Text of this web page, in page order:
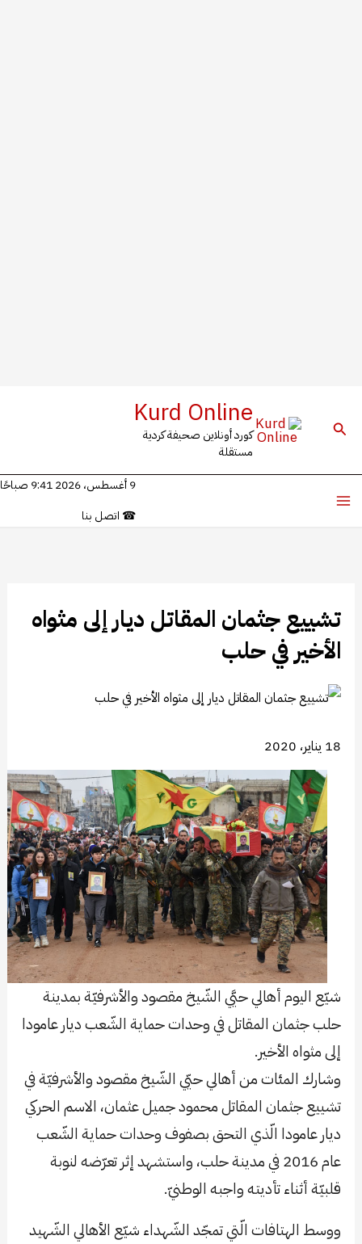
البحث Kurd Online
كورد أونلاين صحيفة كردية
مستقلة
9 أغسطس، 2026 9:41 صباحًا
☎اتصل بنا
تشييع جثمان المقاتل ديار إلى مثواه
الأخير في حلب
18 يناير، 2020
شيّع اليوم أهالي حيَّي الشّيخ مقصود والأشرفيّة بمدينة
حلب جثمان المقاتل في وحدات حماية الشّعب ديار عامودا
إلى مثواه الأخير.
وشارك المئات من أهالي حيّي الشّيخ مقصود والأشرفيّة في
تشييع جثمان المقاتل محمود جميل عثمان، الاسم الحركي
ديار عامودا الّذي التحق بصفوف وحدات حماية الشّعب
عام 2016 في مدينة حلب، واستشهد إثر تعرّضه لنوبة
قلبيّة أثناء تأديته واجبه الوطنيّ.
ووسط الهتافات الّتي تمجّد الشّهداء شيّع الأهالي الشّهيد